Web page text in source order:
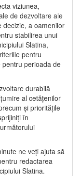
viziunea,
de dezvoltare ale
decizie, a oamenilor
stabilirea unui
Slatina,
pentru
perioada de
durabilă
al cetățenilor
și prioritățile
în
ne veți ajuta să
redactarea
Slatina.